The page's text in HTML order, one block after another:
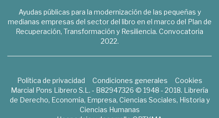
Ayudas públicas para la modernización de las pequeñas y
medianas empresas del sector del libro en el marco del Plan de
Recuperación, Transformación y Resiliencia. Convocatoria
2022.
Política de privacidad Condiciones generales
Cookies
Marcial Pons Librero S.L. - B82947326 © 1948 - 2018. Librería
de Derecho, Economía, Empresa, Ciencias Sociales, Historia y
Ciencias Humanas